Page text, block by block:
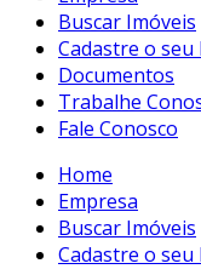
Buscar Imóveis
Cadastre o seu
Documentos
Trabalhe
Fale Conosco
Home
Empresa
Buscar Imóveis
Cadastre o seu